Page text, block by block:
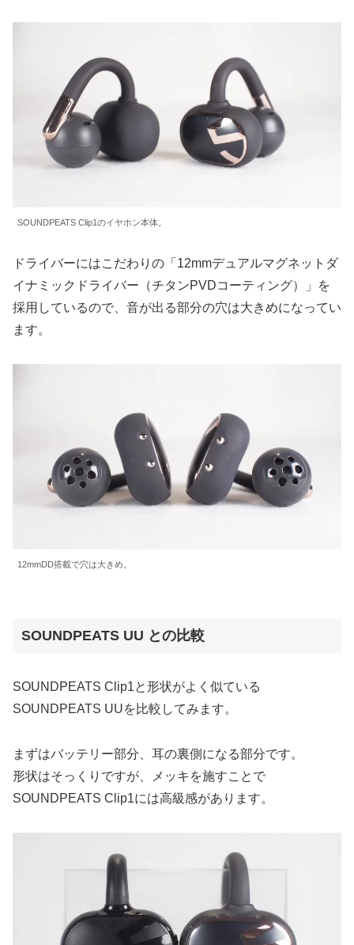
SOUNDPEATS Clip1のイヤホン本体。
ドライバーにはこだわりの「12mmデュアルマグネットダ
イナミックドライバー（チタンPVDコーティング）」を
採用しているので、音が出る部分の穴は大きめになってい
ます。
12mmDD搭載で穴は大きめ。
SOUNDPEATS UU との比較
SOUNDPEATS Clip1と形状がよく似ている
SOUNDPEATS UUを比較してみます。
まずはバッテリー部分、耳の裏側になる部分です。
形状はそっくりですが、メッキを施すことで
SOUNDPEATS Clip1には高級感があります。